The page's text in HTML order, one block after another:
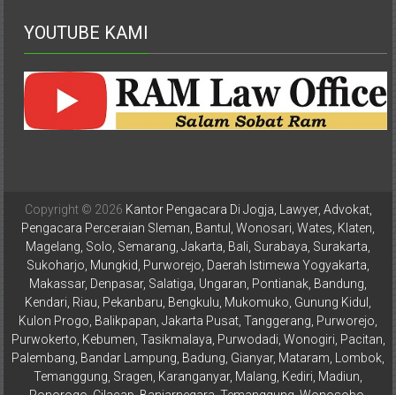
Sorong,
Papua,
Bekasi,
Pengacara
Pajak,
Hukum
LBH,
Law
Office
Law
Firm
YOUTUBE KAMI
Copyright © 2026 Kantor Pengacara Di Jogja, Lawyer, Advokat,
Pengacara Perceraian Sleman, Bantul, Wonosari, Wates, Klaten,
Magelang, Solo, Semarang, Jakarta, Bali, Surabaya, Surakarta,
Sukoharjo, Mungkid, Purworejo, Daerah Istimewa Yogyakarta,
Makassar, Denpasar, Salatiga, Ungaran, Pontianak, Bandung,
Kendari, Riau, Pekanbaru, Bengkulu, Mukomuko, Gunung Kidul,
Kulon Progo, Balikpapan, Jakarta Pusat, Tanggerang, Purworejo,
Purwokerto, Kebumen, Tasikmalaya, Purwodadi, Wonogiri, Pacitan,
Palembang, Bandar Lampung, Badung, Gianyar, Mataram, Lombok,
Temanggung, Sragen, Karanganyar, Malang, Kediri, Madiun,